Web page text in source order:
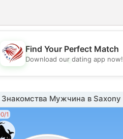
💖
Find Your Perfect Match
Download our dating app now!
Знакомства Мужчина в Saxony
0/1